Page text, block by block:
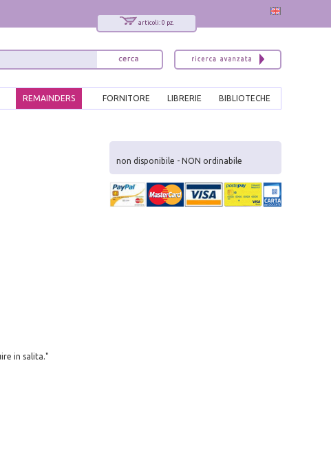
articoli: 0 pz.
BIBLIOTECHE
LIBRERIE
FORNITORE
REMAINDERS
in salita."
non disponibile - NON ordinabile
x
Interessato ai nostri libri?
Allora iscriviti alla nostra newsletter!
Sarai informato delle nostre novità, potrai
comunque cancellarti quando desideri.